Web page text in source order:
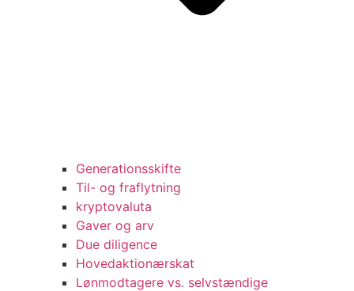
Generationsskifte
Til- og fraflytning
kryptovaluta
Gaver og arv
Due diligence
Hovedaktionærskat
Lønmodtagere vs. selvstændige